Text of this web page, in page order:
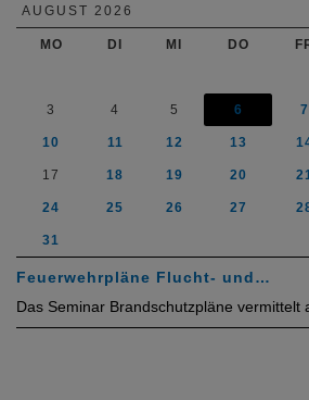
AUGUST 2026
MO DI MI DO
3 4 5 6 7
10 11 12 13
17 18 19 20
24 25 26 27
31
Feuerwehrpläne Flucht- und…
Das Seminar Brandschutzpläne vermittelt